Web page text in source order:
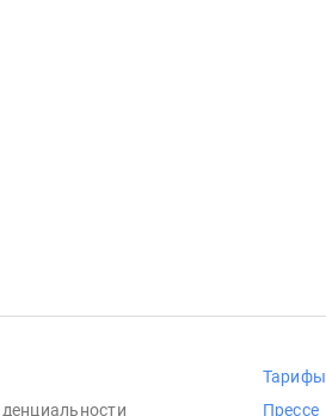
Тарифы
Прессе